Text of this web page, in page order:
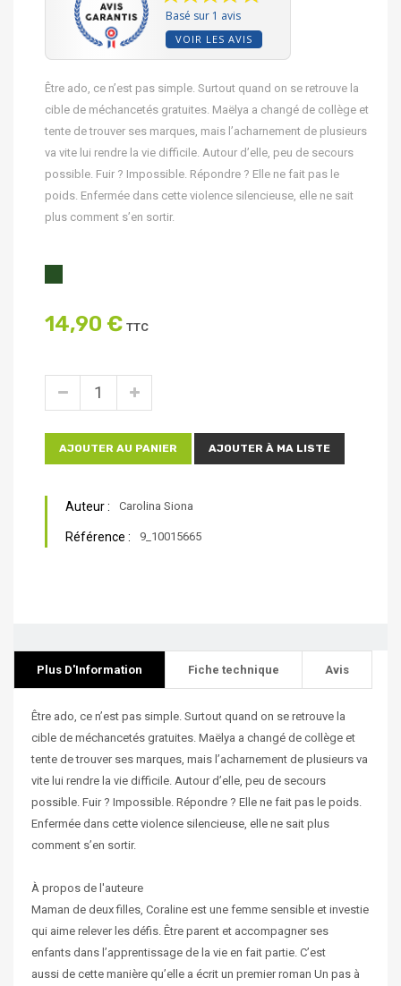
Basé sur 1 avis
VOIR LES AVIS
Être ado, ce n’est pas simple. Surtout quand on se retrouve la
cible de méchancetés gratuites. Maëlya a changé de collège et
tente de trouver ses marques, mais l’acharnement de plusieurs
va vite lui rendre la vie difficile. Autour d’elle, peu de secours
possible. Fuir ? Impossible. Répondre ? Elle ne fait pas le
poids. Enfermée dans cette violence silencieuse, elle ne sait
plus comment s’en sortir.
14,90 € TTC
AJOUTER AU PANIER AJOUTER À MA LISTE
Auteur : Carolina Siona
Référence : 9_10015665
Plus D'Information Fiche technique Avis
Être ado, ce n’est pas simple. Surtout quand on se retrouve la
cible de méchancetés gratuites. Maëlya a changé de collège et
tente de trouver ses marques, mais l’acharnement de plusieurs va
vite lui rendre la vie difficile. Autour d’elle, peu de secours
possible. Fuir ? Impossible. Répondre ? Elle ne fait pas le poids.
Enfermée dans cette violence silencieuse, elle ne sait plus
comment s’en sortir.
À propos de l'auteure
Maman de deux filles, Coraline est une femme sensible et investie
qui aime relever les défis. Être parent et accompagner ses
enfants dans l’apprentissage de la vie en fait partie. C’est
aussi de cette manière qu’elle a écrit un premier roman Un pas à